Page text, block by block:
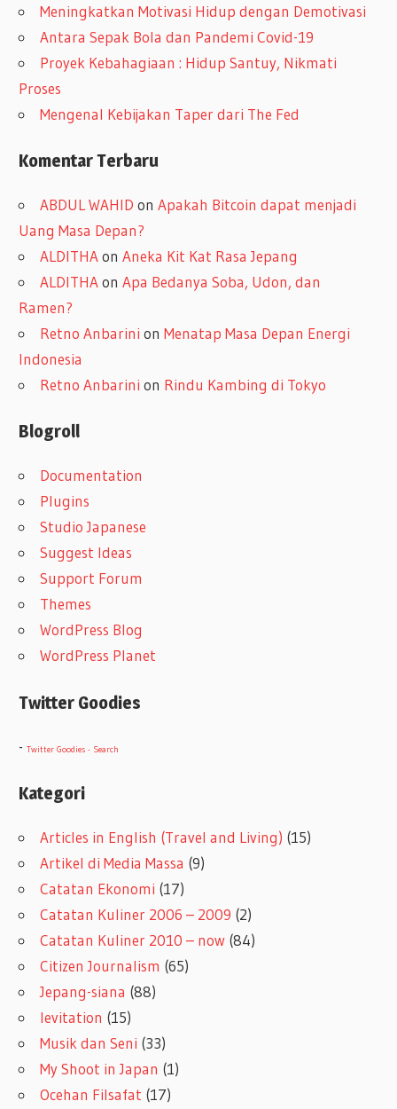
Meningkatkan Motivasi Hidup dengan Demotivasi
Antara Sepak Bola dan Pandemi Covid-19
Proyek Kebahagiaan : Hidup Santuy, Nikmati
Proses
Mengenal Kebijakan Taper dari The Fed
Komentar Terbaru
ABDUL WAHID onApakah Bitcoin dapat menjadi
Uang Masa Depan?
ALDITHAonAneka Kit Kat Rasa Jepang
ALDITHAonApa Bedanya Soba, Udon, dan
Ramen?
Retno Anbarini onMenatap Masa Depan Energi
Indonesia
Retno Anbarini on Rindu Kambing di Tokyo
Blogroll
Documentation
Plugins
Studio Japanese
Suggest Ideas
Support Forum
Themes
WordPress Blog
WordPress Planet
Twitter Goodies
-Twitter Goodies - Search
Kategori
Articles in English (Travel and Living) (15)
Artikel di Media Massa (9)
Catatan Ekonomi (17)
Catatan Kuliner 2006 – 2009 (2)
Catatan Kuliner 2010 – now (84)
Citizen Journalism (65)
Jepang-siana (88)
levitation (15)
Musik dan Seni (33)
My Shoot in Japan (1)
Ocehan Filsafat (17)